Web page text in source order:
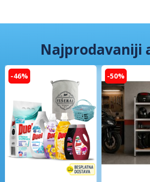
Najprodavaniji
-46% -50%